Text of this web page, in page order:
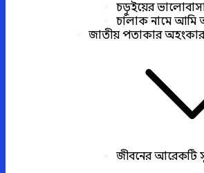
চড়ুইয়ের
চালাক নামে
জাতীয় পতাকার অহংকার
জীবনের আরেকটি